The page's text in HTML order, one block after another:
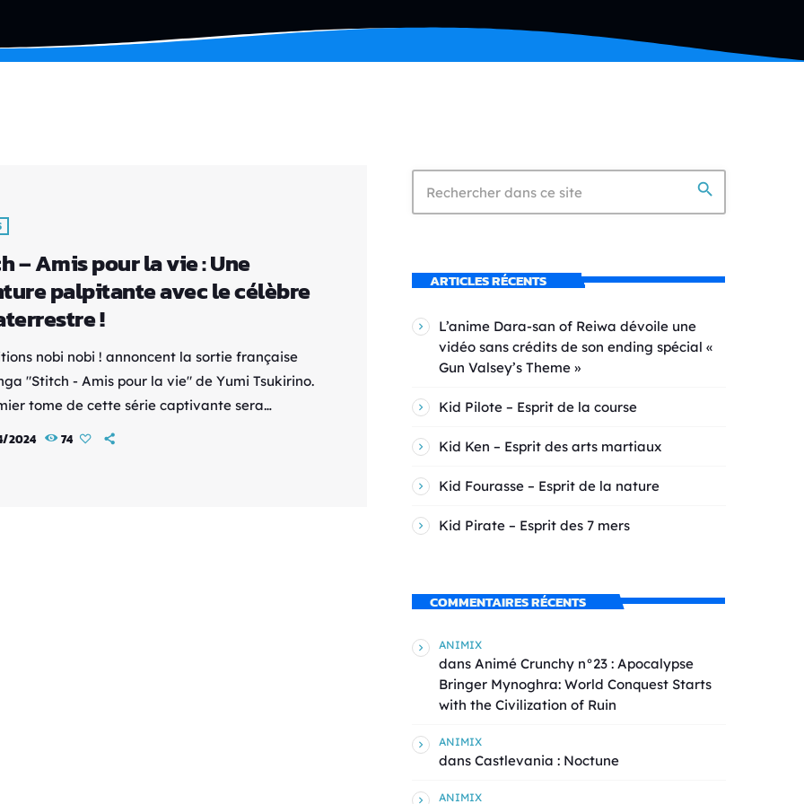
– Amis pour la vie : Une
palpitante avec le célèbre
!
nobi nobi ! annoncent la sortie française
"Stitch - Amis pour la vie" de Yumi Tsukirino.
tome de cette série captivante sera
en France à partir du 21 août 2024. Plongez
2024 74
search
ARTICLES RÉCENTS
L’anime Dara-san of Reiwa dévoile une
vidéo sans crédits de son ending spécial «
Gun Valsey’s Theme »
Kid Pilote – Esprit de la course
Kid Ken – Esprit des arts martiaux
Kid Fourasse – Esprit de la nature
Kid Pirate – Esprit des 7 mers
COMMENTAIRES RÉCENTS
ANIMIX
dans Animé Crunchy n°23 : Apocalypse
Bringer Mynoghra: World Conquest Starts
with the Civilization of Ruin
ANIMIX
dans Castlevania : Noctune
ANIMIX